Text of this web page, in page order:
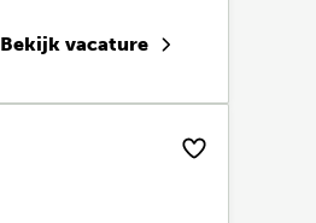
Bekijk vacature